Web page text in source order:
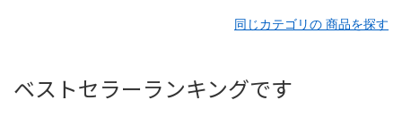
同じカテゴリの 商品を探す
ベストセラーランキングです